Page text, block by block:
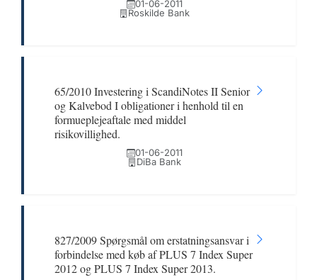
01-06-2011
Roskilde Bank
65/2010 Investering i ScandiNotes II Senior
og Kalvebod I obligationer i henhold til en
formueplejeaftale med middel
risikovillighed.
01-06-2011
DiBa Bank
827/2009 Spørgsmål om erstatningsansvar i
forbindelse med køb af PLUS 7 Index Super
2012 og PLUS 7 Index Super 2013.